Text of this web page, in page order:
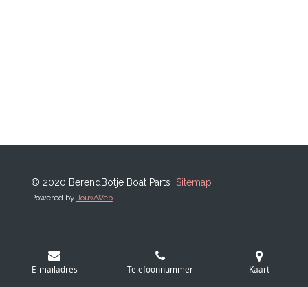
© 2020 BerendBotje Boat Parts Sitemap
Powered by JouwWeb
E-mailadres Telefoonnummer Kaart